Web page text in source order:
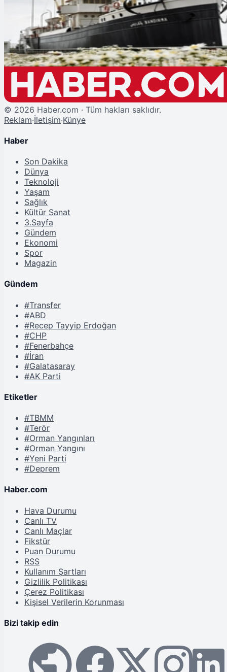
Siyasilerden "19 Mayıs" Mesajları
© 2026 Haber.com · Tüm hakları saklıdır.
Reklam·İletişim·Künye
Haber
Son Dakika
Dünya
Teknoloji
Yaşam
Sağlık
Kültür Sanat
3.Sayfa
Gündem
Ekonomi
Spor
Magazin
Gündem
#Transfer
#ABD
#Recep Tayyip Erdoğan
#CHP
#Fenerbahçe
#İran
#Galatasaray
#AK Parti
Etiketler
#TBMM
#Terör
#Orman Yangınları
#Orman Yangını
#Yeni Parti
#Deprem
Haber.com
Hava Durumu
Canlı TV
Canlı Maçlar
Fikstür
Puan Durumu
RSS
Kullanım Şartları
Gizlilik Politikası
Çerez Politikası
Kişisel Verilerin Korunması
Bizi takip edin